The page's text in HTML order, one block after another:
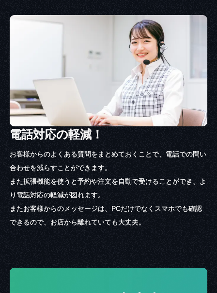
電話対応の軽減！
お客様からのよくある質問をまとめておくことで、電話での問い
合わせを減らすことができます。
また拡張機能を使うと予約や注文を自動で受けることができ、よ
り電話対応の軽減が図れます。
またお客様からのメッセージは、PCだけでなくスマホでも確認
できるので、お店から離れていても大丈夫。